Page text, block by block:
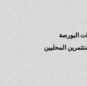
البورصة
المحليين